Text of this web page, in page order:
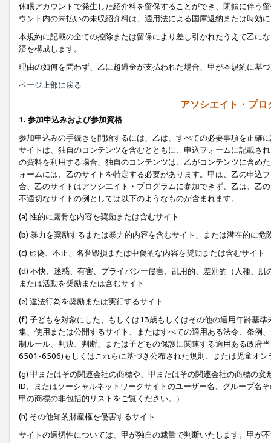
休眠アカウントで発生した紹介料を留保することができ、閉鎖に伴う
ウント内の未払いの未収紹介料は、適用法による国庫返納または時効
本規約に記載の全ての控除または留保により差し引かれたうえで乙に
済を構成します。
理由の如何を問わず、乙に超過金が支払われた場合、甲が本規約に基
ページ上部に戻る
アソシエイト・プ
1. 参加申込みおよび参加資格
参加申込みの手続きを開始するには、乙は、すべての必要事項を正確
サイトは、独自のコンテンツを含むとともに、申込フォームに記載さ
の資料を利用する場合、独自のコンテンツは、乙がコンテンツに含め
ォームには、乙のサイトを特定する必要があります。甲は、乙の申込
合、乙のサイトはアソシエイト・プログラムに参加できず、乙は、乙
不適切なサイトの例としては以下のようなものが含まれます。
(a) 性的に露骨な内容を奨励または含むサイト
(b) 暴力を奨励するまたは暴力的内容を含むサイト、または潜在的に
(c) 虚偽、不正、名誉毀損または中傷的な内容を奨励または含むサイト
(d) 不快、迷惑、有害、プライバシー侵害、乱用的、差別的（人種、
または活動を奨励または含むサイト
(e) 違法行為を奨励または実行するサイト
(f) 子どもを対象にした、もしくは13歳もしくはその他の適用年齢基
集、使用または公開するサイト、またはすべての適用ある法令、条例
制ルール、判決、判断、または子どもの保護に関連する適用ある政府
6501-6506)もしくはこれらに基づき公布された規則、または児童オン
(g) 甲またはその関連会社の商標や、甲またはその関連会社の商標の
ID、またはソーシャルネットワークサイトのユーザー名、グループ名
甲の商標の非包括的リストをご覧ください。）
(h) その他知的財産権を侵害するサイト
サイトの適切性については、甲が独自の裁量で判断いたします。甲が